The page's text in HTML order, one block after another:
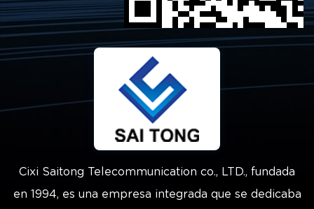
Cixi Saitong Telecommunication co., LTD., fundada
en 1994, es una empresa integrada que se dedicaba